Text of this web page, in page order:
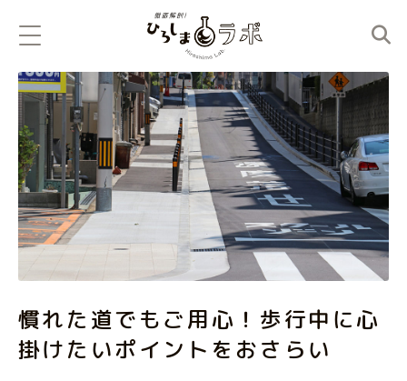
慣れた道でもご用心！歩行中に心
掛けたいポイントをおさらい